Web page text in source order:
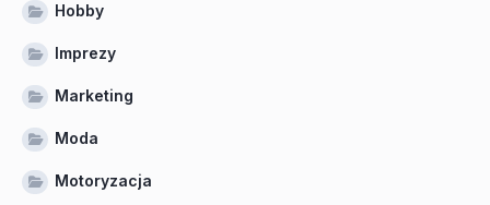
Hobby
Imprezy
Marketing
Moda
Motoryzacja